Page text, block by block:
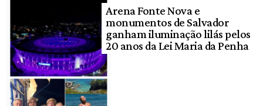
Arena Fonte Nova e
monumentos de Salvador
ganham iluminação lilás pelos
20 anos da Lei Maria da Penha